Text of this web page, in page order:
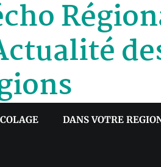
DANS VOTRE